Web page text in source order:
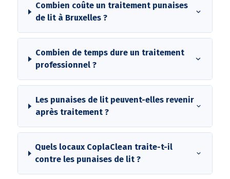
Combien coûte un traitement punaises
de lit à Bruxelles ?
Combien de temps dure un traitement
professionnel ?
Les punaises de lit peuvent-elles revenir
après traitement ?
Quels locaux CoplaClean traite-t-il
contre les punaises de lit ?